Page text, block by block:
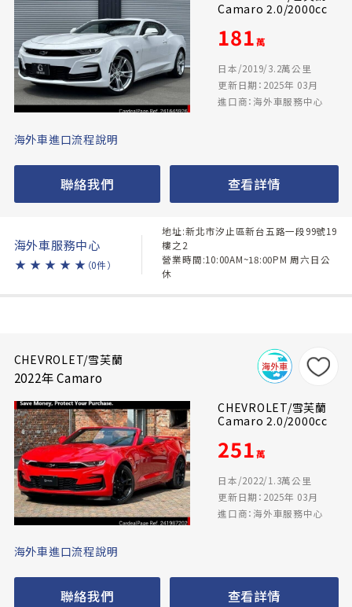
Camaro 2.0/2000cc
181萬
日本/2019/3.2萬公里
更新日期：2025年 03月
進口商：海外車服務中心
海外車進口流程說明
聯絡我們 查看詳情
海外車服務中心
★ ★ ★ ★ ★ （0件）
地址:新北市汐止區新台五路一段99號19
樓之2
營業時間:10:00AM~18:00PM 周六日公
休
CHEVROLET/雪芙蘭
2022年 Camaro
CHEVROLET/雪芙蘭
Camaro 2.0/2000cc
251萬
日本/2022/1.3萬公里
更新日期：2025年 03月
進口商：海外車服務中心
海外車進口流程說明
聯絡我們 查看詳情